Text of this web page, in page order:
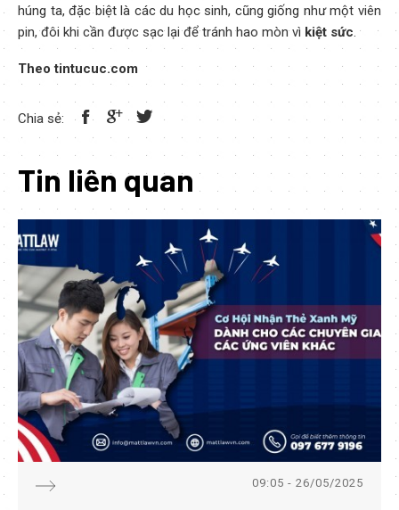
húng ta, đặc biệt là các du học sinh, cũng giống như một viên
pin, đôi khi cần được sạc lại để tránh hao mòn vì kiệt sức.
Theo tintucuc.com
Chia sẻ:
Tin liên quan
09:05 - 26/05/2025